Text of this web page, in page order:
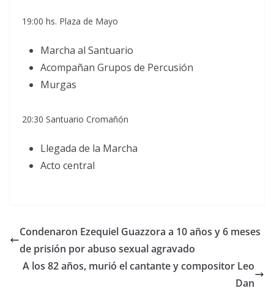
19:00 hs. Plaza de Mayo
Marcha al Santuario
Acompañan Grupos de Percusión
Murgas
20:30 Santuario Cromañón
Llegada de la Marcha
Acto central
Condenaron Ezequiel Guazzora a 10 años y 6 meses
de prisión por abuso sexual agravado
A los 82 años, murió el cantante y compositor Leo
Dan